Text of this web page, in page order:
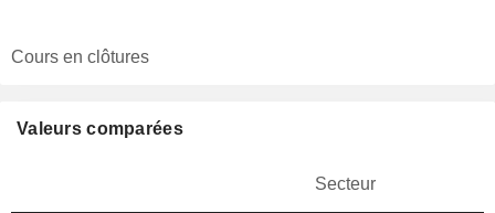
Cours en clôtures
Valeurs comparées
Secteur